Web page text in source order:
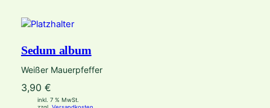
Sedum album
Weißer Mauerpfeffer
3,90 €
inkl. 7 % MwSt.